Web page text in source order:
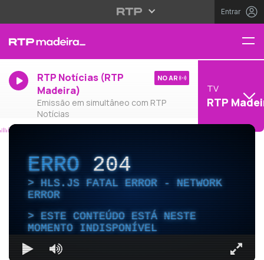
Entrar
RTP Notícias (RTP
Madeira)
Emissão em simultâneo com RTP
Notícias
NO AR
TV
RTP
ERRO204
HLS.JS FATAL ERROR - NETWORK
ERROR
ESTE CONTEÚDO ESTÁ NESTE
MOMENTO INDISPONÍVEL